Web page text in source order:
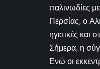
παλινωδίες
Περσίας, ο
ηγετικές και
Σήμερα, η
Ενώ οι